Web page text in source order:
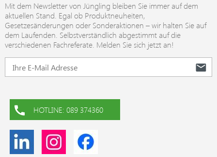
Mit dem Newsletter von Jüngling bleiben Sie immer auf dem
aktuellen Stand. Egal ob Produktneuheiten,
Gesetzesänderungen oder Sonderaktionen – wir halten Sie auf
dem Laufenden. Selbstverständlich abgestimmt auf die
verschiedenen Fachreferate. Melden Sie sich jetzt an!
HOTLINE: 089 374360